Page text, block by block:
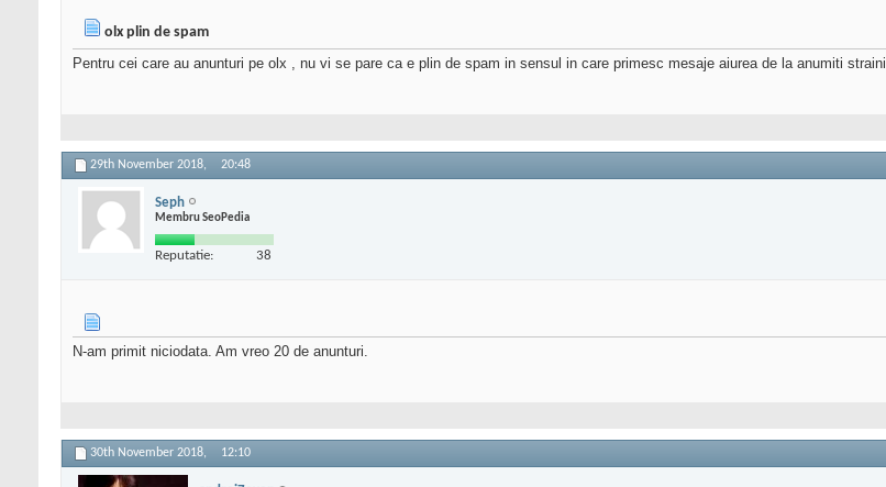
olx plin de spam
Pentru cei care au anunturi pe olx , nu vi se pare ca e plin de spam in sensul in care primesc mesaje aiurea de la anumiti straini
29th November 2018, 20:48
Seph
Membru SeoPedia
Reputatie: 38
N-am primit niciodata. Am vreo 20 de anunturi.
30th November 2018, 12:10